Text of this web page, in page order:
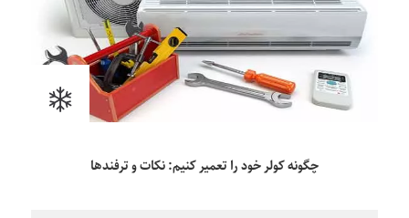
چگونه کولر خود را تعمیر کنیم: نکات و ترفندها